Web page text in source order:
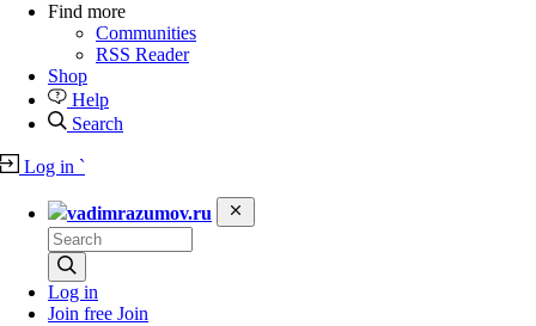
Find more
Communities
RSS Reader
Shop
Help
Search
Log in `
vadimrazumov.ru
Log in
Join free Join